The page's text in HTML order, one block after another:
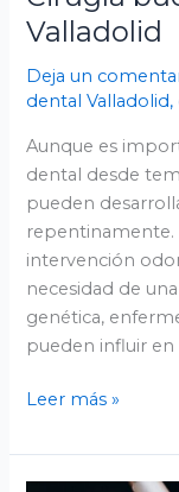
Valladolid
Deja un
dental Valladolid,
Aunque es
dental desde
pueden
repentinamente.
intervención
necesidad de
genética,
pueden influir en
Leer más »